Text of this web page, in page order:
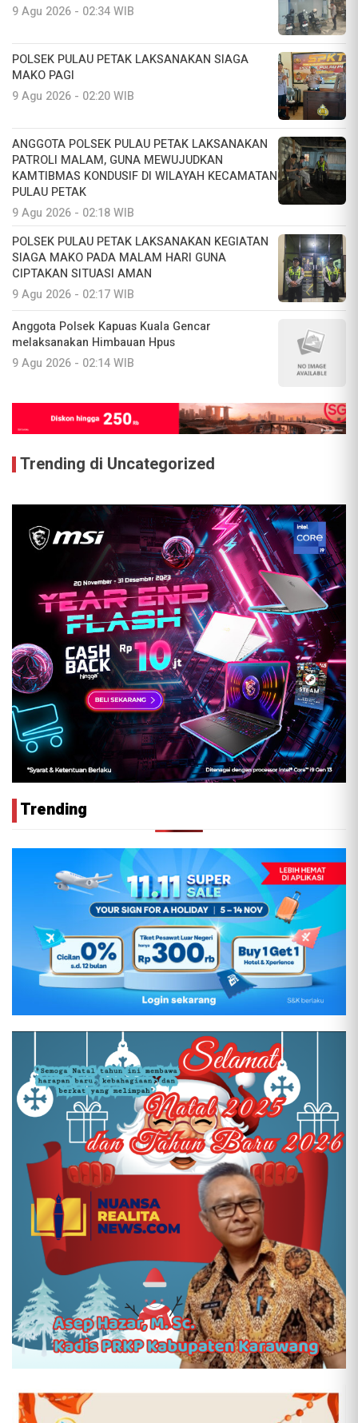
9 Agu 2026 - 02:34 WIB
POLSEK PULAU PETAK LAKSANAKAN SIAGA
MAKO PAGI
9 Agu 2026 - 02:20 WIB
ANGGOTA POLSEK PULAU PETAK LAKSANAKAN
PATROLI MALAM, GUNA MEWUJUDKAN
KAMTIBMAS KONDUSIF DI WILAYAH KECAMATAN
PULAU PETAK
9 Agu 2026 - 02:18 WIB
POLSEK PULAU PETAK LAKSANAKAN KEGIATAN
SIAGA MAKO PADA MALAM HARI GUNA
CIPTAKAN SITUASI AMAN
9 Agu 2026 - 02:17 WIB
Anggota Polsek Kapuas Kuala Gencar
melaksanakan Himbauan Hpus
9 Agu 2026 - 02:14 WIB
Trending di Uncategorized
Trending